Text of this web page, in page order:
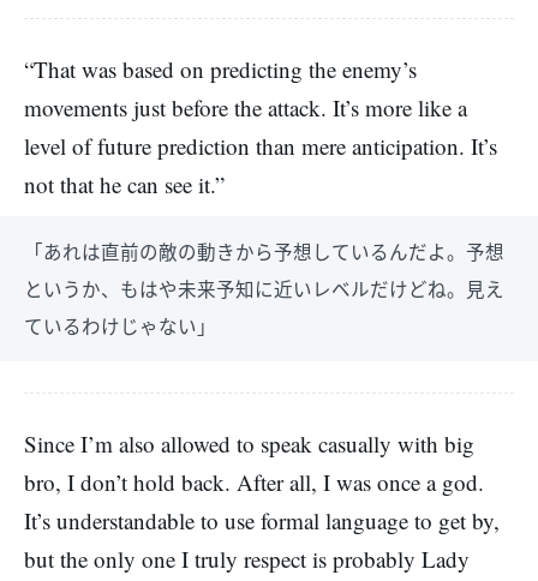
“That was based on predicting the enemy’s
movements just before the attack. It’s more like a
level of future prediction than mere anticipation. It’s
not that he can see it.”
「あれは直前の敵の動きから予想しているんだよ。予想
というか、もはや未来予知に近いレベルだけどね。見え
ているわけじゃない」
Since I’m also allowed to speak casually with big
bro, I don’t hold back. After all, I was once a god.
It’s understandable to use formal language to get by,
but the only one I truly respect is probably Lady